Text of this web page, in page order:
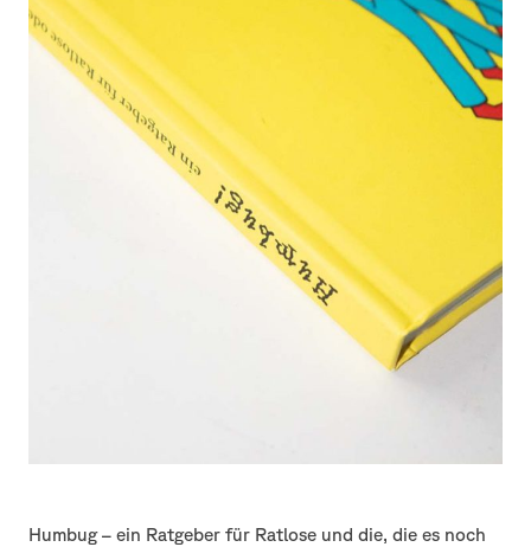
Humbug – ein Ratgeber für Ratlose und die, die es noch